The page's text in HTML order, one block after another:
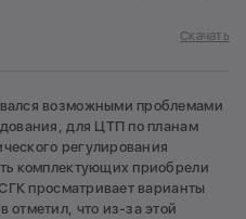
Скачать
возможными проблемами
для ЦТП по планам
регулирования
комплектующих приобрели
просматривает варианты
отметил, что из-за этой